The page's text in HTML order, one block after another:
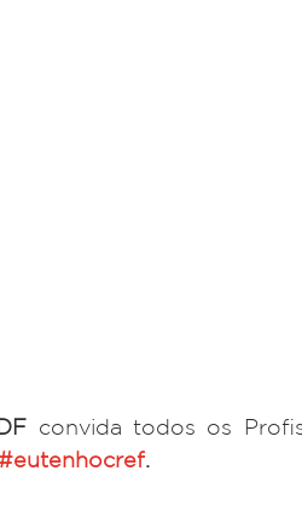
convida todos os
.